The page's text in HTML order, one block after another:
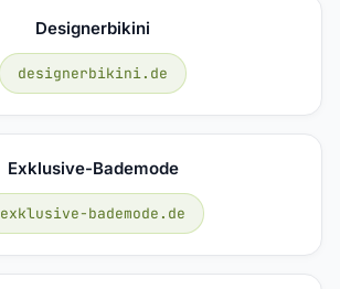
Designerbikini
designerbikini.de
Exklusive-Bademode
exklusive-bademode.de